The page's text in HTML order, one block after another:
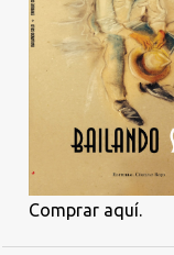
Comprar aquí.